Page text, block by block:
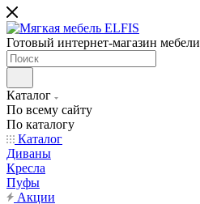
Готовый интернет-магазин мебели
Каталог
По всему сайту
По каталогу
Каталог
Диваны
Кресла
Пуфы
Акции